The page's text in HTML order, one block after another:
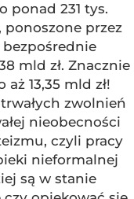
ponad 231 tys.
ponoszone przez
bezpośrednie
mld zł. Znacznie
13,35 mld zł!
zwolnień
nieobecności
czyli pracy
nieformalnej
są w stanie